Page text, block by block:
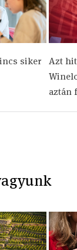
siker
Azt
aztán